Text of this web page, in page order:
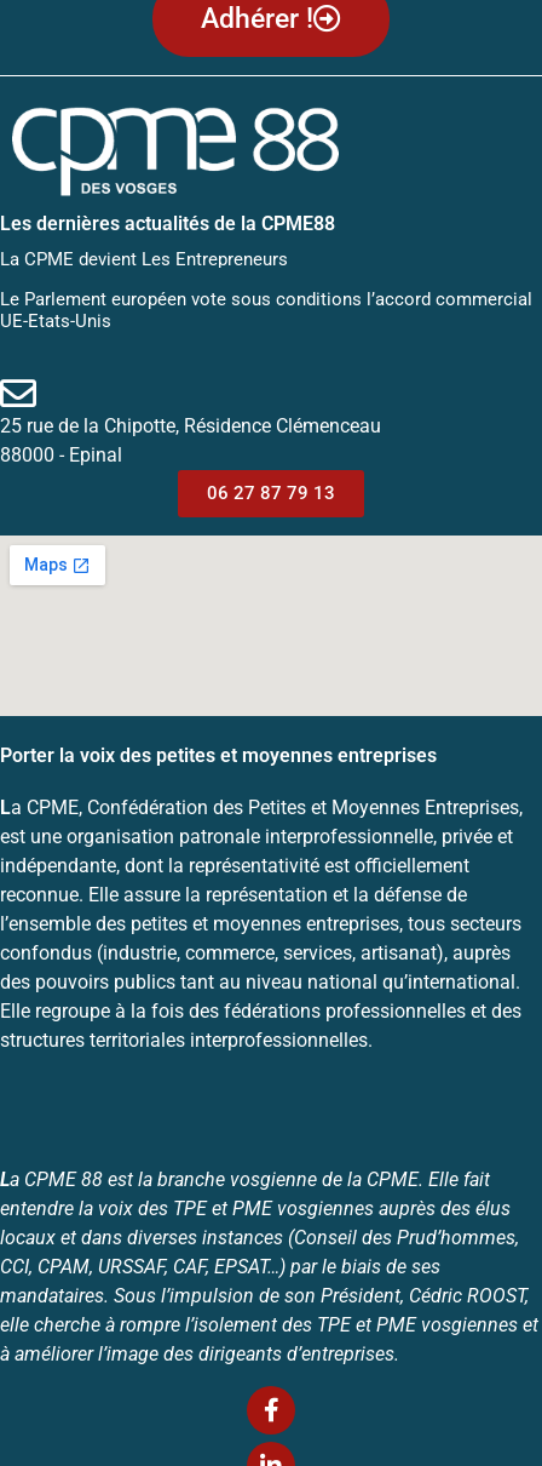
Adhérer !
Les dernières actualités de la CPME88
La CPME devient Les Entrepreneurs
Le Parlement européen vote sous conditions l’accord commercial
UE-Etats-Unis
25 rue de la Chipotte, Résidence Clémenceau
88000 - Epinal
06 27 87 79 13
Porter la voix des petites et moyennes entreprises
La CPME, Confédération des Petites et Moyennes Entreprises,
est une organisation patronale interprofessionnelle, privée et
indépendante, dont la représentativité est officiellement
reconnue. Elle assure la représentation et la défense de
l’ensemble des petites et moyennes entreprises, tous secteurs
confondus (industrie, commerce, services, artisanat), auprès
des pouvoirs publics tant au niveau national qu’international.
Elle regroupe à la fois des fédérations professionnelles et des
structures territoriales interprofessionnelles.
La CPME 88 est la branche vosgienne de la CPME. Elle fait
entendre la voix des TPE et PME vosgiennes auprès des élus
locaux et dans diverses instances (Conseil des Prud’hommes,
CCI, CPAM, URSSAF, CAF, EPSAT…) par le biais de ses
mandataires. Sous l’impulsion de son Président, Cédric ROOST,
elle cherche à rompre l’isolement des TPE et PME vosgiennes et
à améliorer l’image des dirigeants d’entreprises.